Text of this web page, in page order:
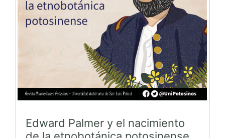
Edward Palmer y el nacimiento